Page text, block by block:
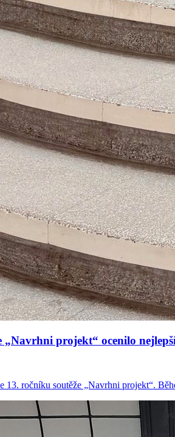
„Navrhni projekt“ ocenilo
ročníku soutěže „Navrhni projekt“.